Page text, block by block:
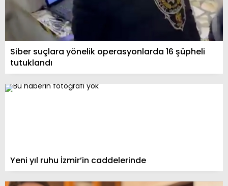
Siber suçlara yönelik operasyonlarda 16 şüpheli
tutuklandı
Yeni yıl ruhu İzmir’in caddelerinde